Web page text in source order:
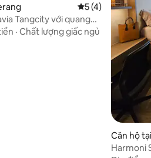
Xếp hạng trung
5 (4)
Tangcity với quang
· Chất lượng giấc ngủ
Căn hộ
Harmoni